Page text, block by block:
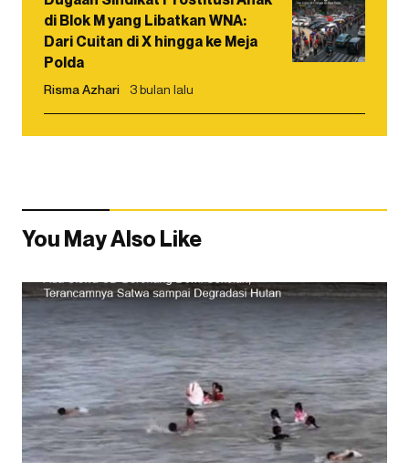
di Blok M yang Libatkan WNA:
Dari Cuitan di X hingga ke Meja
Polda
Risma Azhari 3 bulan lalu
You May Also Like